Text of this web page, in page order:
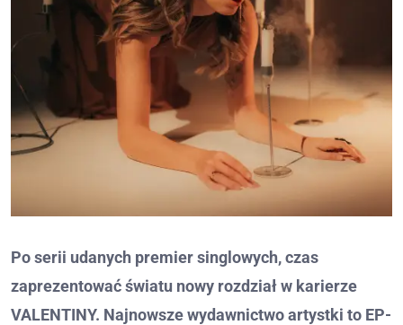
Po serii udanych premier singlowych, czas
zaprezentować światu nowy rozdział w karierze
VALENTINY. Najnowsze wydawnictwo artystki to EP-